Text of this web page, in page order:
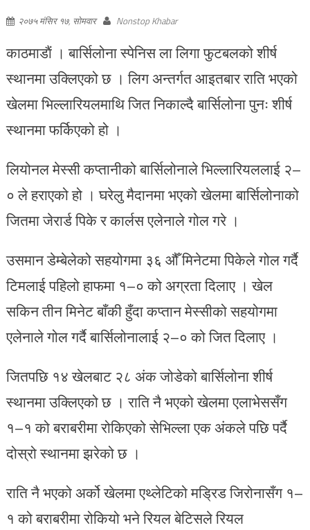
२०७५ मंसिर १७, सोमवार Nonstop Khabar
काठमाडाैं । बार्सिलोना स्पेनिस ला लिगा फुटबलको शीर्ष
स्थानमा उक्लिएको छ । लिग अन्तर्गत आइतबार राति भएको
खेलमा भिल्लारियलमाथि जित निकाल्दै बार्सिलोना पुनः शीर्ष
स्थानमा फर्किएको हो ।
लियोनल मेस्सी कप्तानीको बार्सिलोनाले भिल्लारियललाई २–
० ले हराएको हो । घरेलु मैदानमा भएको खेलमा बार्सिलोनाको
जितमा जेरार्ड पिके र कार्लस एलेनाले गोल गरे ।
उसमान डेम्बेलेको सहयोगमा ३६ औँ मिनेटमा पिकेले गोल गर्दै
टिमलाई पहिलो हाफमा १–० को अग्रता दिलाए । खेल
सकिन तीन मिनेट बाँकी हुँदा कप्तान मेस्सीको सहयोगमा
एलेनाले गोल गर्दै बार्सिलोनालाई २–० को जित दिलाए ।
जितपछि १४ खेलबाट २८ अंक जोडेको बार्सिलोना शीर्ष
स्थानमा उक्लिएको छ । राति नै भएको खेलमा एलाभेससँग
१–१ को बराबरीमा रोकिएको सेभिल्ला एक अंकले पछि पर्दै
दोस्रो स्थानमा झरेको छ ।
राति नै भएको अर्को खेलमा एथ्लेटिको मड्रिड जिरोनासँग १–
१ को बराबरीमा रोकियो भने रियल बेटिसले रियल